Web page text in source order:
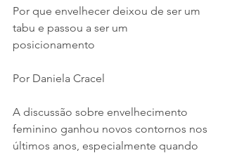
Por que envelhecer deixou de ser um
tabu e passou a ser um
posicionamento
Por Daniela Cracel
A discussão sobre envelhecimento
feminino ganhou novos contornos nos
últimos anos, especialmente quando